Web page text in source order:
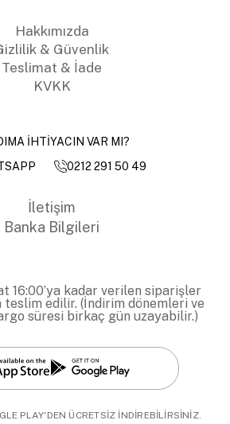
Hakkımızda
& Güvenlik
Teslimat & İade
KVKK
İHTİYACIN VAR MI?
0212 291 50 49
İletişim
Banka Bilgileri
16:00’ya kadar verilen siparişler
teslim edilir. (İndirim dönemleri ve
süresi birkaç gün uzayabilir.)
PLAY'DEN ÜCRETSİZ İNDİREBİLİRSİNİZ.